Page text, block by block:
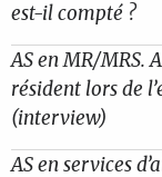
est-il compté ?
AS en MR/MRS.
résident lors de
(interview)
AS en services